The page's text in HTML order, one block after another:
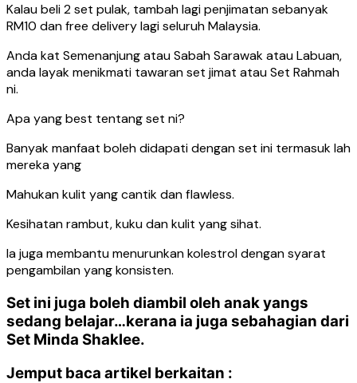
Kalau beli 2 set pulak, tambah lagi penjimatan sebanyak
RM10 dan free delivery lagi seluruh Malaysia.
Anda kat Semenanjung atau Sabah Sarawak atau Labuan,
anda layak menikmati tawaran set jimat atau Set Rahmah
ni.
Apa yang best tentang set ni?
Banyak manfaat boleh didapati dengan set ini termasuk lah
mereka yang
Mahukan kulit yang cantik dan flawless.
Kesihatan rambut, kuku dan kulit yang sihat.
Ia juga membantu menurunkan kolestrol dengan syarat
pengambilan yang konsisten.
Set ini juga boleh diambil oleh anak yangs
sedang belajar…kerana ia juga sebahagian dari
Set Minda Shaklee.
Jemput baca artikel berkaitan :